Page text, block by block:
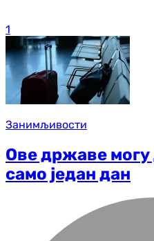
1
Занимљивости
Ове државе могу
само један дан